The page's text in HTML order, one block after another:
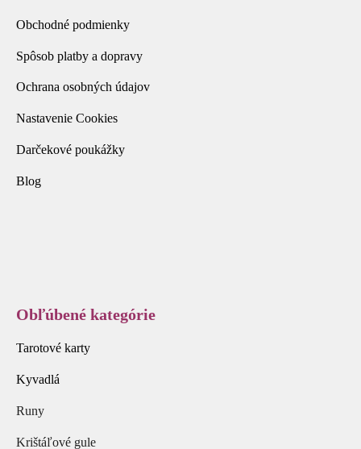
Obchodné podmienky
Spôsob platby a dopravy
Ochrana osobných údajov
Nastavenie Cookies
Darčekové poukážky
Blog
Obľúbené kategórie
Tarotové karty
Kyvadlá
Runy
Krištáľové gule